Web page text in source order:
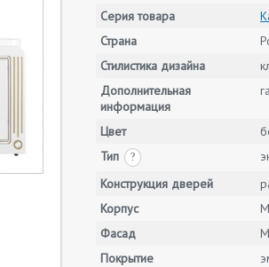
Серия товара
Страна
Стилистика дизайна
Дополнительная
информация
Цвет
Тип
?
Конструкция дверей
Корпус
Фасад
Покрытие